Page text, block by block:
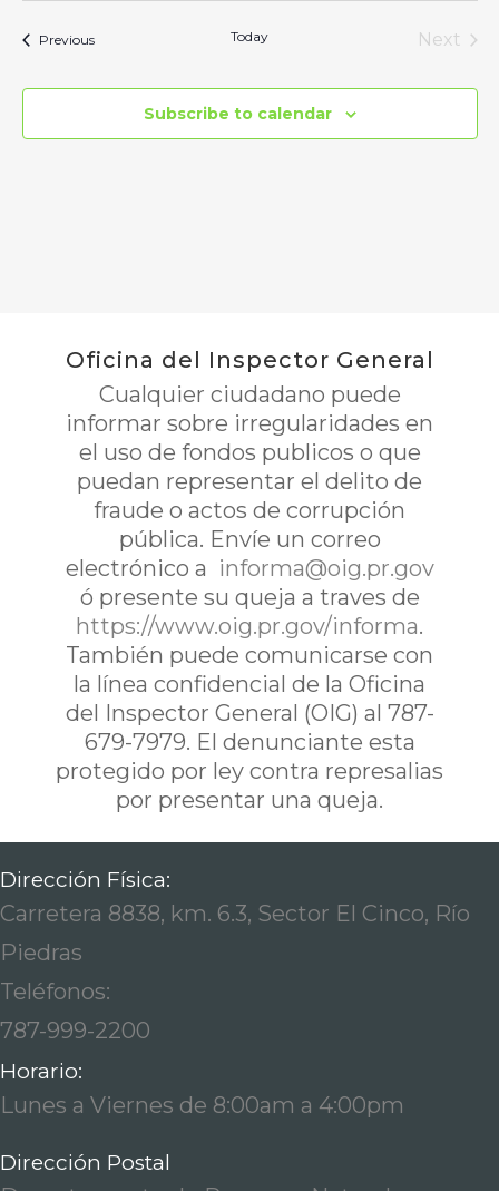
PreviousEvents Today
Next
Subscribe to calendar
Oficina del Inspector General
Cualquier ciudadano puede
informar sobre irregularidades en
el uso de fondos publicos o que
puedan representar el delito de
fraude o actos de corrupción
pública. Envíe un correo
electrónico a informa@oig.pr.gov
ó presente su queja a traves de
https://www.oig.pr.gov/informa.
También puede comunicarse con
la línea confidencial de la Oficina
del Inspector General (OIG) al 787-
679-7979. El denunciante esta
protegido por ley contra represalias
por presentar una queja.
Dirección Física:
Carretera 8838, km. 6.3, Sector El Cinco, Río
Piedras
Teléfonos:
787-999-2200
Horario:
Lunes a Viernes de 8:00am a 4:00pm
Dirección Postal